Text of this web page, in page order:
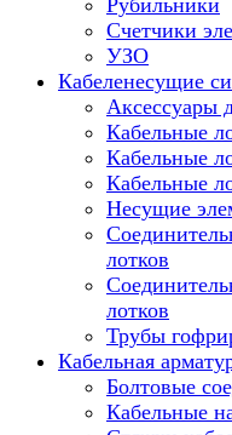
Рубильники
Счетчики
УЗО
Кабеленесущие
Аксессуары
Кабельные
Кабельные
Кабельные
Несущие
лотков
лотков
Трубы
Кабельная
Болтовые
Кабельные